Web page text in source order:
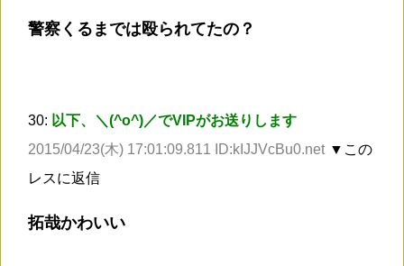
警察くるまでは殴られてたの？
30: 以下、＼(^o^)／でVIPがお送りします
2015/04/23(木) 17:01:09.811 ID:kIJJVcBu0.net ▼この
レスに返信
拓哉かわいい